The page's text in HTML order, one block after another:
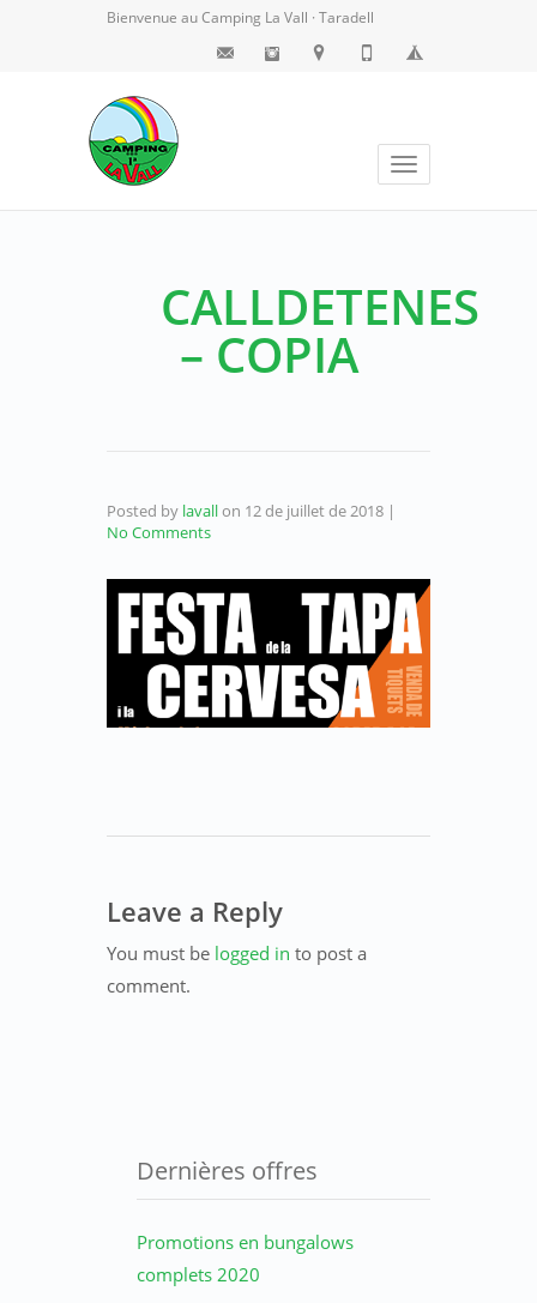
Bienvenue au Camping La Vall · Taradell
Toggle
navigation
CALLDETENES
– COPIA
Posted by lavallon 12 de juillet de 2018 |
No Comments
Leave a Reply
You must be logged in to post a
comment.
Dernières offres
Promotions en bungalows
complets 2020